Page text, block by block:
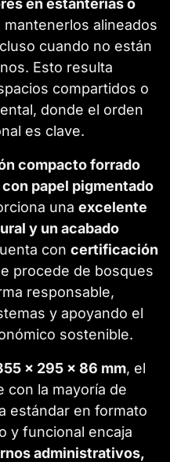
en estanterías o
mantenerlos alineados
cuando no están
Esto resulta
compartidos o
donde el orden
es clave.
compacto forrado
papel pigmentado
una excelente
y un acabado
con certificación
procede de bosques
responsable,
y apoyando el
sostenible.
x 295 x 86 mm, el
con la mayoría de
estándar en formato
y funcional encaja
administrativos,